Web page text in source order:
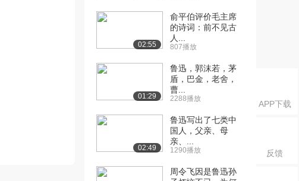
APP下载
反馈
02:55
俞平伯评价毛主席
的诗词：前不见古
人...
807播放
01:29
鲁迅，郭沫若，茅
盾，巴金，老舍，
曹...
2288播放
02:49
鲁迅写出了七类中
国人，父亲、母
亲、...
1290播放
周令飞因是鲁迅孙